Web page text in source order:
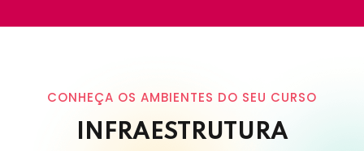
CONHEÇA OS AMBIENTES DO SEU CURSO
INFRAESTRUTURA